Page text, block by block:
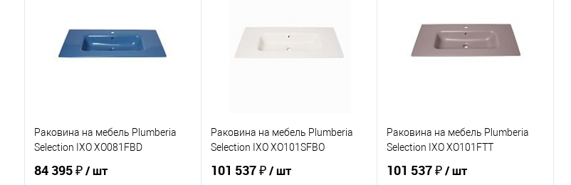
В избранное
В наличии
В избранное
В наличии
В избранное
В наличии
Раковина на мебель Plumberia
Selection IXO XO081FBD
84 395 ₽/ шт
Раковина на мебель Plumberia
Selection IXO XO101SFBO
101 537 ₽/ шт
Раковина на мебель Plumberia
Selection IXO XO101FTT
101 537 ₽/ шт